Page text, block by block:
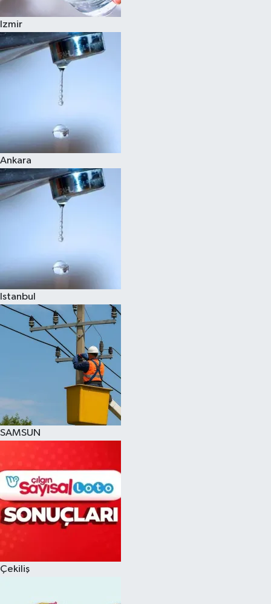
Izmir
Ankara
Istanbul
SAMSUN
Çekiliş